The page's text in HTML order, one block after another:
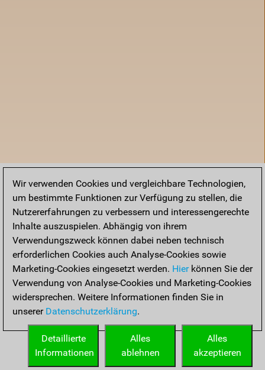
Startseite
Wir verwenden Cookies und vergleichbare Technologien,
um bestimmte Funktionen zur Verfügung zu stellen, die
Nutzererfahrungen zu verbessern und interessengerechte
Inhalte auszuspielen. Abhängig von ihrem
Verwendungszweck können dabei neben technisch
erforderlichen Cookies auch Analyse-Cookies sowie
Marketing-Cookies eingesetzt werden. Hierkönnen Sie der
Verwendung von Analyse-Cookies und Marketing-Cookies
widersprechen. Weitere Informationen finden Sie in
unserer Datenschutzerklärung.
Alles
akzeptieren
Alles
ablehnen
Detaillierte
Informationen